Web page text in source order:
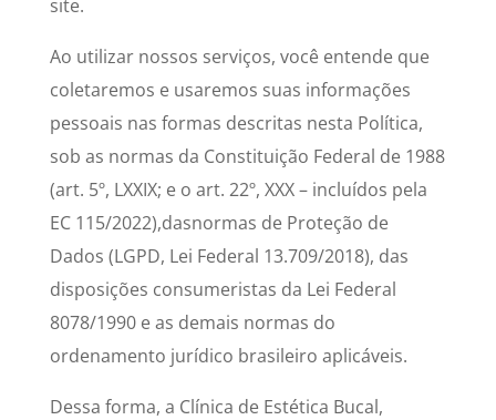
site.
Ao utilizar nossos serviços, você entende que
coletaremos e usaremos suas informações
pessoais nas formas descritas nesta Política,
sob as normas da Constituição Federal de 1988
(art. 5º, LXXIX; e o art. 22º, XXX – incluídos pela
EC 115/2022),dasnormas de Proteção de
Dados (LGPD, Lei Federal 13.709/2018), das
disposições consumeristas da Lei Federal
8078/1990 e as demais normas do
ordenamento jurídico brasileiro aplicáveis.
Dessa forma, a Clínica de Estética Bucal,